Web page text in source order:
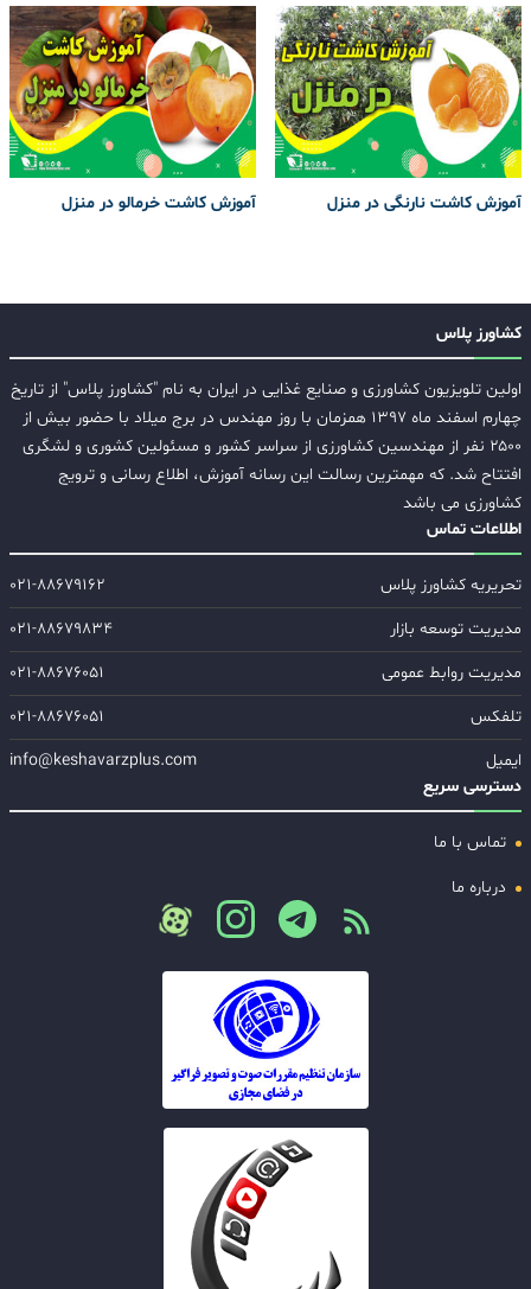
آموزش کاشت نارنگی در منزل آموزش کاشت خرمالو در منزل
کشاورز پلاس
اولین تلویزیون کشاورزی و صنایع غذایی در ایران به نام "کشاورز پلاس" از تاریخ
چهارم اسفند ماه ۱۳۹۷ همزمان با روز مهندس در برج میلاد با حضور بیش از
۲۵۰۰ نفر از مهندسین کشاورزی از سراسر کشور و مسئولین کشوری و لشگری
افتتاح شد. که مهمترین رسالت این رسانه آموزش، اطلاع رسانی و ترویج
کشاورزی می باشد
اطلاعات تماس
تحریریه کشاورز پلاس
۰۲۱-۸۸۶۷۹۱۶۲
مدیریت توسعه بازار
۰۲۱-۸۸۶۷۹۸۳۴
مدیریت روابط عمومی
۰۲۱-۸۸۶۷۶۰۵۱
تلفکس
۰۲۱-۸۸۶۷۶۰۵۱
ایمیل
info@keshavarzplus.com
دسترسی سریع
تماس با ما
درباره ما